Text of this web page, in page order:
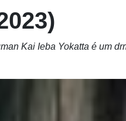
Kai Ieba Yokatta é um